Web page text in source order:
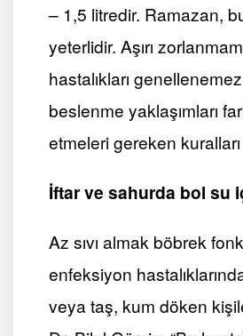
– 1,5 litredir. Ramazan, bu
yeterlidir. Aşırı
hastalıkları
beslenme yaklaşımları
etmeleri gereken
İftar ve sahurda bol su
Az sıvı almak böbrek
enfeksiyon
veya taş, kum döken